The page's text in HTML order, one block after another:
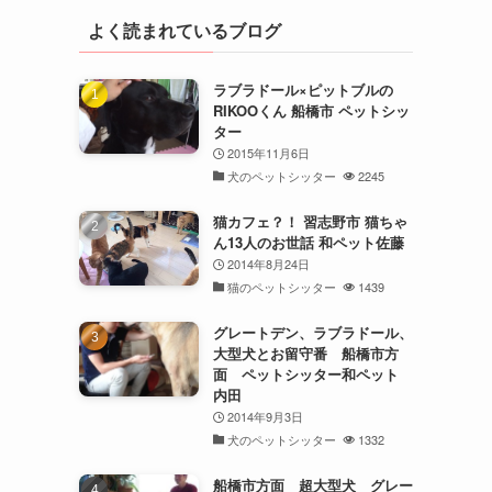
よく読まれているブログ
ラブラドール×ピットブルの
RIKOOくん 船橋市 ペットシッ
ター
2015年11月6日
犬のペットシッター
2245
猫カフェ？！ 習志野市 猫ちゃ
ん13人のお世話 和ペット佐藤
2014年8月24日
猫のペットシッター
1439
グレートデン、ラブラドール、
大型犬とお留守番 船橋市方
面 ペットシッター和ペット
内田
2014年9月3日
犬のペットシッター
1332
船橋市方面 超大型犬 グレー